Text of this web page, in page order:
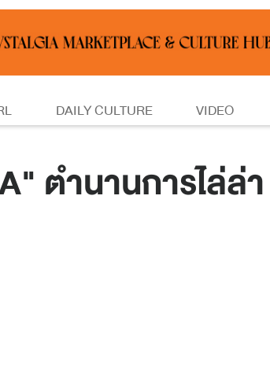
DAILY CULTURE VIDEO
ตำนานการไล่ล่า